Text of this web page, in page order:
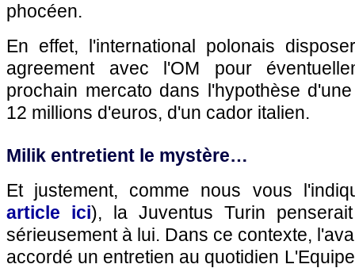
phocéen.
En effet, l'international polonais
agreement avec l'OM pour
prochain mercato dans l'hypothèse
12 millions d'euros, d'un cador italien.
Milik entretient le mystère…
Et justement, comme nous vous
article ici), la Juventus Turin
sérieusement à lui. Dans ce contexte,
accordé un entretien au quotidien